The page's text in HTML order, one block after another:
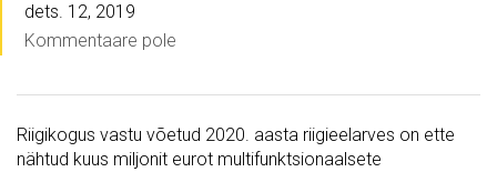
dets. 12, 2019
Kommentaare pole
Riigikogus vastu võetud 2020. aasta riigieelarves on ette
nähtud kuus miljonit eurot multifunktsionaalsete